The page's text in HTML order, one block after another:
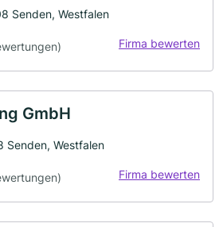
Senden, Westfalen
Firma bewerten
GmbH
Senden, Westfalen
Firma bewerten